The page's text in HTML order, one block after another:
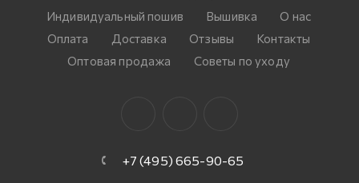
Индивидуальный пошив
Вышивка
О нас
Оплата
Доставка Отзывы
Контакты
Оптовая продажа
Советы по уходу
+7 (495) 665-90-65